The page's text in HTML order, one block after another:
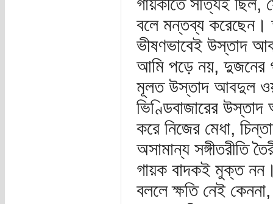
বলে মন্তব্য করেছেন।
ভীষণভাবেই উস্তাদ
আমি পড়ে নয়, দুজনের
মূলত উস্তাদ আবদুল
ভিণ্ডিবাজারের
করে নিজের মেধা,
অসামান্য সঙ্গীতরীতি
গায়ক বাদকই মুক্ত নন।
বললে ক্ষতি নেই